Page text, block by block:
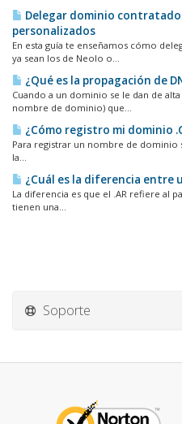
Delegar dominio contratado
personalizados
En esta guía te enseñamos cómo
ya sean los de Neolo o...
¿Qué es la propagación de
Cuando a un dominio se le dan de
nombre de dominio) que...
¿Cómo registro mi dominio
Para registrar un nombre de
la...
¿Cuál es la diferencia entre
La diferencia es que el .AR refiere al
tienen una...
Soporte